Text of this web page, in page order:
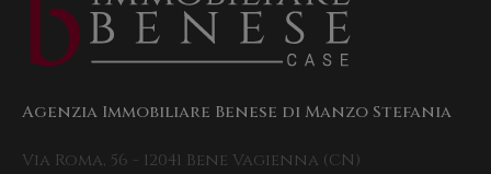
Agenzia Immobiliare Benese di Manzo Stefania
Via Roma, 56 - 12041 Bene Vagienna (CN)